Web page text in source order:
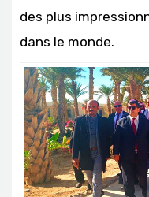
des plus
dans le monde.